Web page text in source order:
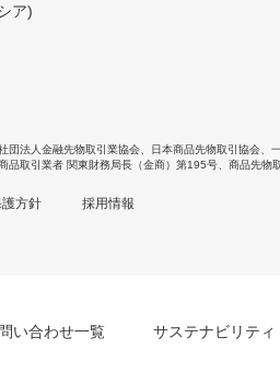
ア)
団法人金融先物取引業協会 日本商品先物取引協会
品取引業者 関東財務局長（金商）第195号、商品先物
方針 採用情報
い合わせ一覧 サステナビリティ